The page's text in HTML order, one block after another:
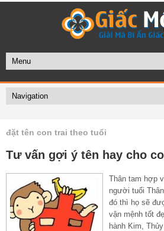
đặt tên con trai theo tuổi
Tư vấn gợi ý tên hay cho
Thân tam hợp
người tuổi
đó thì họ sẽ
vận mệnh tốt
hành Kim,